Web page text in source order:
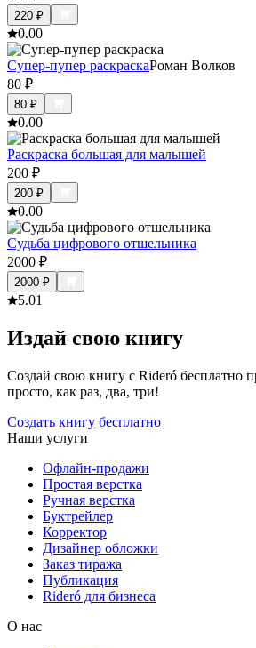
220 ₽
0.00
Супер-пупер раскраскаРоман Волков
80 ₽
80 ₽
0.00
Раскраска большая для малышей
200 ₽
200 ₽
0.00
Судьба цифрового отшельника
2000 ₽
2000 ₽
5.01
Издай свою книгу
Создай свою книгу с Rideró бесплатно
просто, как раз, два, три!
Создать книгу бесплатно
Наши услуги
Офлайн-продажи
Простая верстка
Ручная верстка
Буктрейлер
Корректор
Дизайнер обложки
Заказ тиража
Публикация
Rideró для бизнеса
О нас